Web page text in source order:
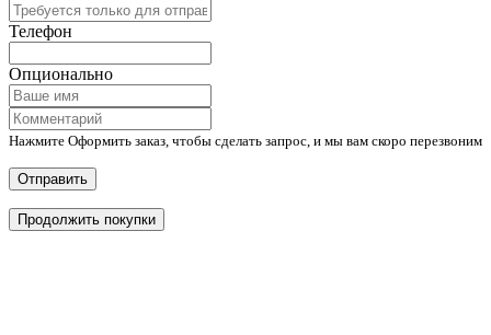
Телефон
Опционально
Нажмите Оформить заказ, чтобы сделать запрос, и мы вам скоро перезвоним
Отправить
Продолжить покупки